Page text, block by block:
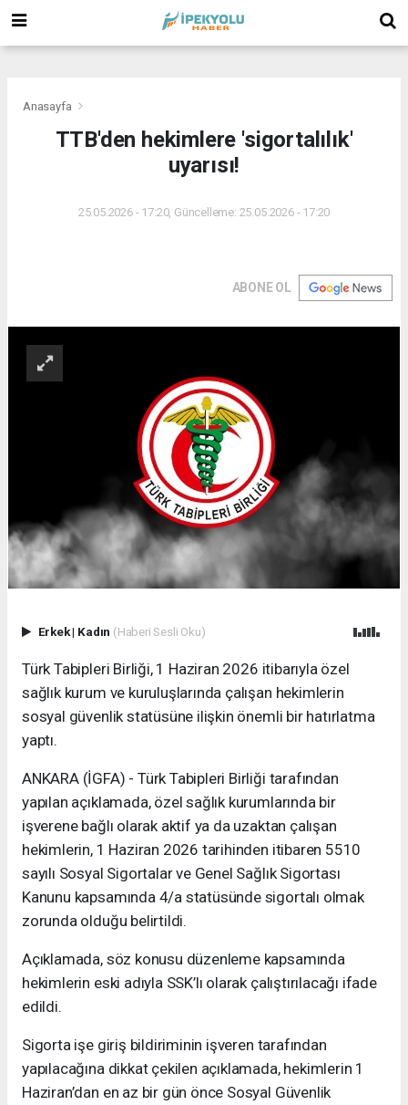
Anasayfa
TTB'den hekimlere 'sigortalılık'
uyarısı!
25.05.2026 - 17:20, Güncelleme: 25.05.2026 - 17:20
ABONE OL
Erkek| Kadın (Haberi Sesli Oku)
Türk Tabipleri Birliği, 1 Haziran 2026 itibarıyla özel
sağlık kurum ve kuruluşlarında çalışan hekimlerin
sosyal güvenlik statüsüne ilişkin önemli bir hatırlatma
yaptı.
ANKARA (İGFA) - Türk Tabipleri Birliği tarafından
yapılan açıklamada, özel sağlık kurumlarında bir
işverene bağlı olarak aktif ya da uzaktan çalışan
hekimlerin, 1 Haziran 2026 tarihinden itibaren 5510
sayılı Sosyal Sigortalar ve Genel Sağlık Sigortası
Kanunu kapsamında 4/a statüsünde sigortalı olmak
zorunda olduğu belirtildi.
Açıklamada, söz konusu düzenleme kapsamında
hekimlerin eski adıyla SSK’lı olarak çalıştırılacağı ifade
edildi.
Sigorta işe giriş bildiriminin işveren tarafından
yapılacağına dikkat çekilen açıklamada, hekimlerin 1
Haziran’dan en az bir gün önce Sosyal Güvenlik